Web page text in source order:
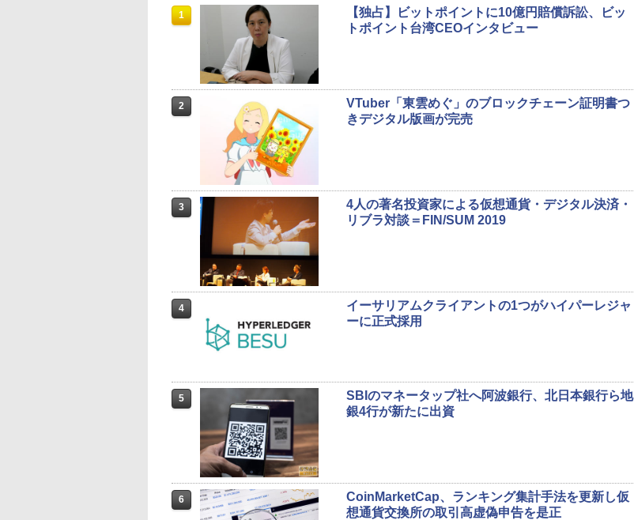
1
【独占】ビットポイントに10億円賠償訴訟、ビッ
トポイント台湾CEOインタビュー
2
VTuber「東雲めぐ」のブロックチェーン証明書つ
きデジタル版画が完売
3
4人の著名投資家による仮想通貨・デジタル決済・
リブラ対談＝FIN/SUM 2019
4
イーサリアムクライアントの1つがハイパーレジャ
ーに正式採用
5
SBIのマネータップ社へ阿波銀行、北日本銀行ら地
銀4行が新たに出資
6
CoinMarketCap、ランキング集計手法を更新し仮
想通貨交換所の取引高虚偽申告を是正